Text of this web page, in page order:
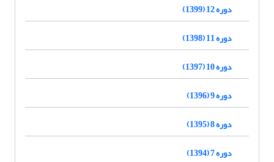
دوره 12 (1399)
دوره 11 (1398)
دوره 10 (1397)
دوره 9 (1396)
دوره 8 (1395)
دوره 7 (1394)